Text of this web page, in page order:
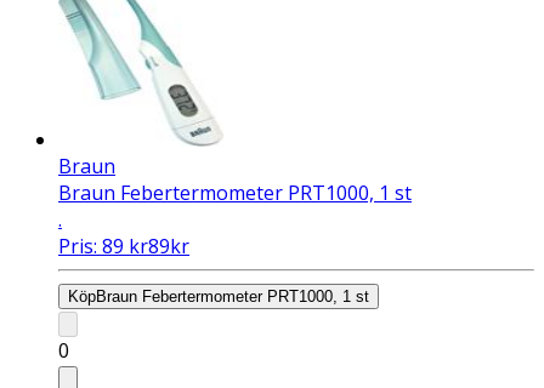
Braun
Braun Febertermometer PRT1000, 1 st
.
Pris: 89 kr89kr
KöpBraun Febertermometer PRT1000, 1 st
0